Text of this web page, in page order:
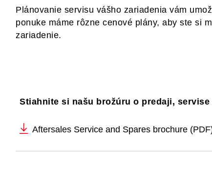
Plánovanie servisu vášho zariadenia vám
ponuke máme rôzne cenové plány, aby ste si
zariadenie.
Stiahnite si našu brožúru o predaji,
Aftersales Service and Spares brochure